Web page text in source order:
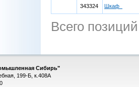
343324 Шкаф
Всего
Сибирь"
199-Б, к.408А